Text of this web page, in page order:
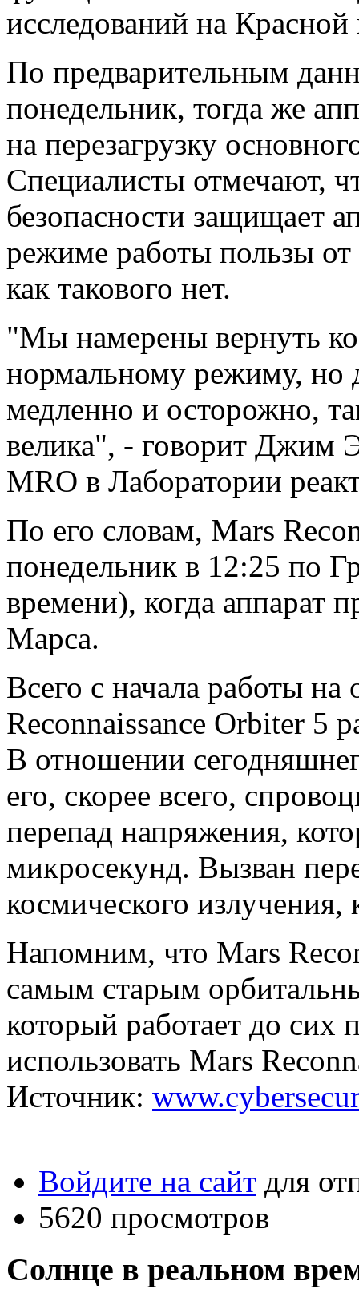
исследований на Красной
По предварительным
понедельник, тогда же
на перезагрузку
Специалисты отмечают,
безопасности защищает
режиме работы пользы
как такового нет.
"Мы намерены вернуть
нормальному режиму, но
медленно и осторожно,
велика", - говорит Джим
MRO в Лаборатории
По его словам, Mars
понедельник в 12:25 по
времени), когда аппарат
Марса.
Всего с начала работы
Reconnaissance Orbiter 5
В отношении
его, скорее всего,
перепад напряжения,
микросекунд. Вызван
космического
Напомним, что Mars
самым старым
который работает до
использовать Mars
Источник:
Войдите на сайт для
5620 просмотров
Солнце в реальном